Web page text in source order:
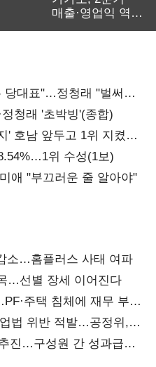
매출·영업익 역대
당대표"…정청래 "벌써
청래 '초박빙'(종합)
' 호남 앞두고 1위 지켰다
위 수성(1보)
애 "부끄러운 줄 알아야"
소…홈플러스 사태 여파
…선별 장세 이어진다
주택 침체에 재무 부담
법 위반 적발…공정위,
진…구성원 간 성과급